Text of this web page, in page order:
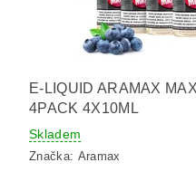
E-LIQUID ARAMAX
4PACK 4X10ML
Skladem
Značka: Aramax